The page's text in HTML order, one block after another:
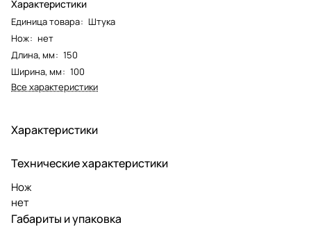
Характеристики
Единица товара: Штука
Нож: нет
Длина, мм: 150
Ширина, мм: 100
Все характеристики
Характеристики
Технические характеристики
Нож
нет
Габариты и упаковка